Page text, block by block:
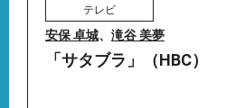
テレビ
安保 卓城、 滝谷 美夢
「サタブラ」（HBC）